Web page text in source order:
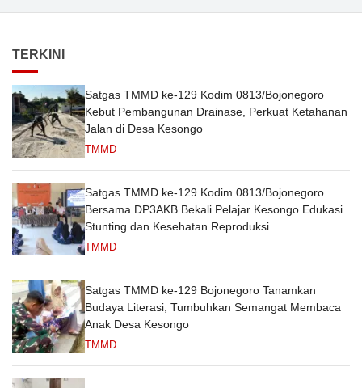
TERKINI
Satgas TMMD ke-129 Kodim 0813/Bojonegoro
Kebut Pembangunan Drainase, Perkuat Ketahanan
Jalan di Desa Kesongo
TMMD
Satgas TMMD ke-129 Kodim 0813/Bojonegoro
Bersama DP3AKB Bekali Pelajar Kesongo Edukasi
Stunting dan Kesehatan Reproduksi
TMMD
Satgas TMMD ke-129 Bojonegoro Tanamkan
Budaya Literasi, Tumbuhkan Semangat Membaca
Anak Desa Kesongo
TMMD